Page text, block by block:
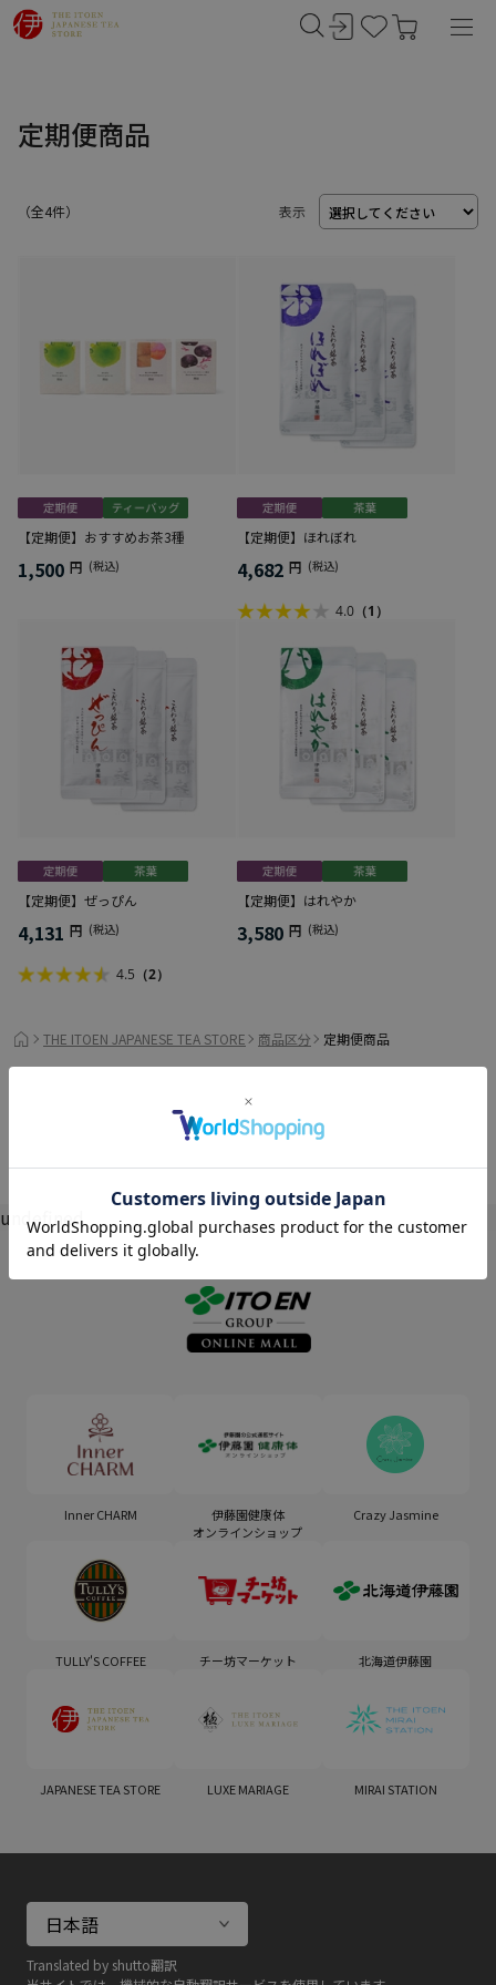
定期便商品
表示
（ 4件）
【定期便】おすすめお茶3種
1,500 円 (税込)
【定期便】ほれぼれ
4,682 円 (税込)
4.0 （1）
【定期便】ぜっぴん
4,131 円 (税込)
4.5 （2）
【定期便】はれやか
3,580 円 (税込)
THE ITOEN JAPANESE TEA STORE 商品区分 定期便商品
undefined
Translated by shutto翻訳
Inner CHARM
伊藤園健康体
オンラインショップ
Crazy Jasmine
TULLY'S COFFEE チー坊マーケット 北海道伊藤園
JAPANESE TEA STORE LUXE MARIAGE MIRAI STATION